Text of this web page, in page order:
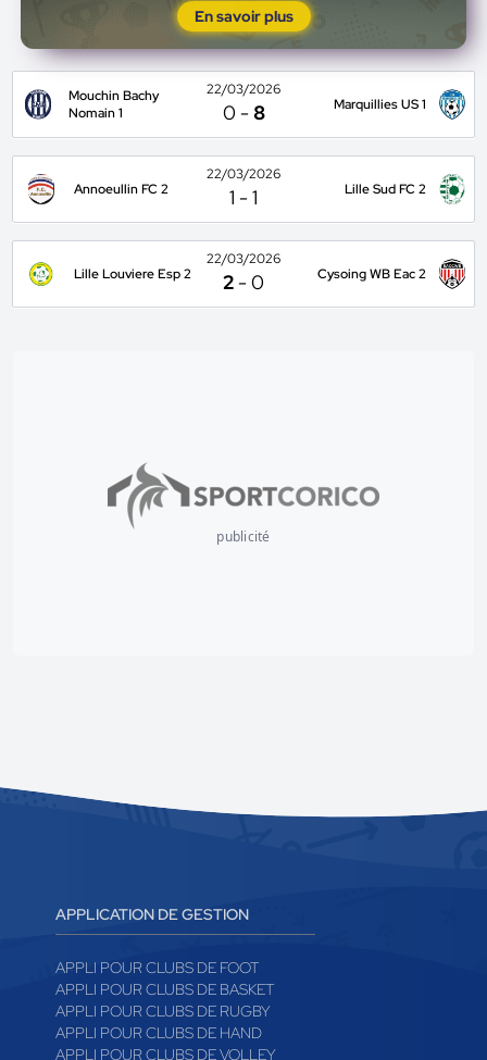
En savoir plus
Mouchin Bachy
Nomain 1
22/03/2026
0 -8 Marquillies US 1
Annoeullin FC 2
22/03/2026
1 -1 Lille Sud FC 2
Lille Louviere Esp 2
22/03/2026
2 -0 Cysoing WB Eac 2
publicité
APPLICATION DE GESTION
APPLI POUR CLUBS DE FOOT
APPLI POUR CLUBS DE BASKET
APPLI POUR CLUBS DE RUGBY
APPLI POUR CLUBS DE HAND
APPLI POUR CLUBS DE VOLLEY